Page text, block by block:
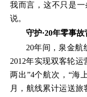
我而言，这不只是
说。
守护·20年零事
20年间，泉金航
2012年实现双客轮运
两出”4个航次，“海
月，航线累计运送旅